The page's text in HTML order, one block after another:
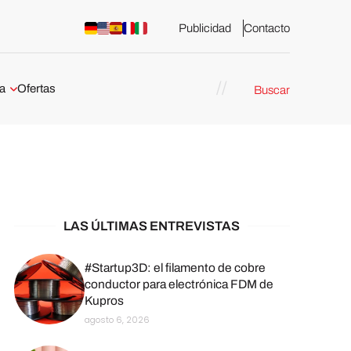
Publicidad Contacto
3D en
Ofertas Buscar
LAS ÚLTIMAS ENTREVISTAS
#Startup3D: el filamento de cobre
conductor para electrónica FDM de
Kupros
agosto 6, 2026